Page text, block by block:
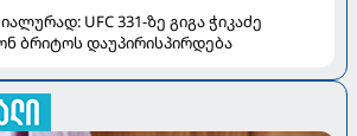
UFC 331-ზე გიგა ჭიკაძე
ბრიტოს დაუპირისპირდება